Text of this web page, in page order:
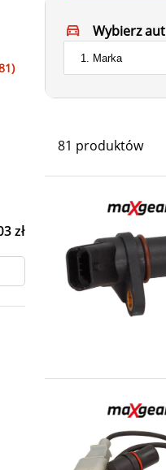
zł
Wybierz
81 produktów